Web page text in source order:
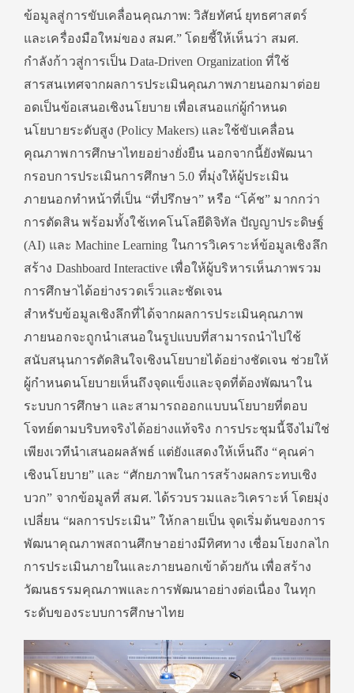
ข้อมูลสู่การขับเคลื่อนคุณภาพ: วิสัยทัศน์ ยุทธศาสตร์
และเครื่องมือใหม่ของ สมศ.” โดยชี้ให้เห็นว่า สมศ.
กำลังก้าวสู่การเป็น Data-Driven Organization ที่ใช้
สารสนเทศจากผลการประเมินคุณภาพภายนอกมาต่อย
อดเป็นข้อเสนอเชิงนโยบาย เพื่อเสนอแก่ผู้กำหนด
นโยบายระดับสูง (Policy Makers) และใช้ขับเคลื่อน
คุณภาพการศึกษาไทยอย่างยั่งยืน นอกจากนี้ยังพัฒนา
กรอบการประเมินการศึกษา 5.0 ที่มุ่งให้ผู้ประเมิน
ภายนอกทำหน้าที่เป็น “ที่ปรึกษา” หรือ “โค้ช” มากกว่า
การตัดสิน พร้อมทั้งใช้เทคโนโลยีดิจิทัล ปัญญาประดิษฐ์
(AI) และ Machine Learning ในการวิเคราะห์ข้อมูลเชิงลึก
สร้าง Dashboard Interactive เพื่อให้ผู้บริหารเห็นภาพรวม
การศึกษาได้อย่างรวดเร็วและชัดเจน
สำหรับข้อมูลเชิงลึกที่ได้จากผลการประเมินคุณภาพ
ภายนอกจะถูกนำเสนอในรูปแบบที่สามารถนำไปใช้
สนับสนุนการตัดสินใจเชิงนโยบายได้อย่างชัดเจน ช่วยให้
ผู้กำหนดนโยบายเห็นถึงจุดแข็งและจุดที่ต้องพัฒนาใน
ระบบการศึกษา และสามารถออกแบบนโยบายที่ตอบ
โจทย์ตามบริบทจริงได้อย่างแท้จริง การประชุมนี้จึงไม่ใช่
เพียงเวทีนำเสนอผลลัพธ์ แต่ยังแสดงให้เห็นถึง “คุณค่า
เชิงนโยบาย” และ “ศักยภาพในการสร้างผลกระทบเชิง
บวก” จากข้อมูลที่ สมศ. ได้รวบรวมและวิเคราะห์ โดยมุ่ง
เปลี่ยน “ผลการประเมิน” ให้กลายเป็น จุดเริ่มต้นของการ
พัฒนาคุณภาพสถานศึกษาอย่างมีทิศทาง เชื่อมโยงกลไก
การประเมินภายในและภายนอกเข้าด้วยกัน เพื่อสร้าง
วัฒนธรรมคุณภาพและการพัฒนาอย่างต่อเนื่อง ในทุก
ระดับของระบบการศึกษาไทย